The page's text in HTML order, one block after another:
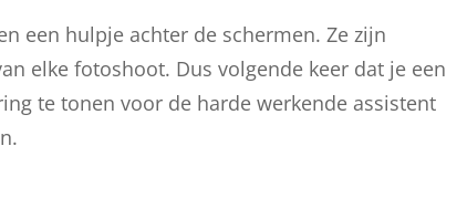
een hulpje achter de schermen. Ze zijn
elke fotoshoot. Dus volgende keer dat je een
te tonen voor de harde werkende assistent